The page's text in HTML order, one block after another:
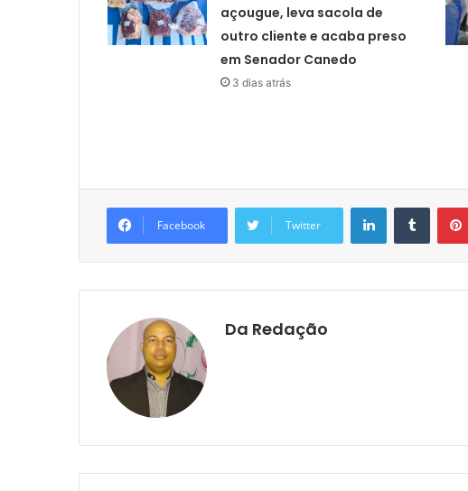
açougue, leva sacola de
outro cliente e acaba preso
em Senador Canedo
3 dias atrás
Facebook Twitter
LinkedinTumblr
Da Redação